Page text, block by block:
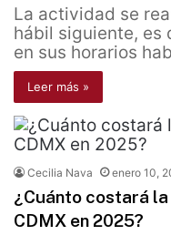
La actividad se
hábil siguiente, es
en sus horarios
Leer más »
Cecilia Nava enero 10,
¿Cuánto costará
CDMX en 2025?